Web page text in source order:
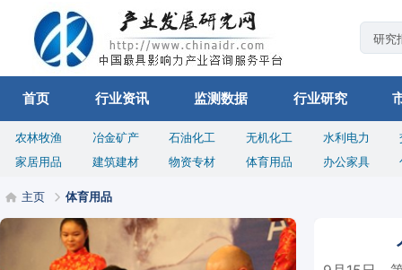
首页 行业资讯 监测数据 行业研究
农林牧渔 冶金矿产 石油化工 无机化工 水利电力
家居用品
建筑建材 物资专材 体育用品 办公家具
主页 体育用品